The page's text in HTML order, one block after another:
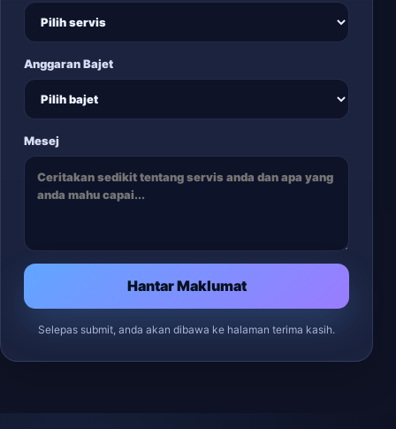
Anggaran Bajet
Mesej
Hantar Maklumat
Selepas submit, anda akan dibawa ke halaman terima kasih.